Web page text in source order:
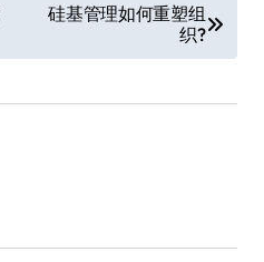
硅基管理如何重塑组
织?